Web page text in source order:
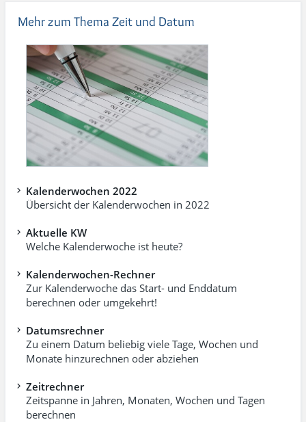
Mehr zum Thema Zeit und Datum
Kalenderwochen 2022
Übersicht der Kalenderwochen in 2022
Aktuelle KW
Welche Kalenderwoche ist heute?
Kalenderwochen-Rechner
Zur Kalenderwoche das Start- und Enddatum
berechnen oder umgekehrt!
Datumsrechner
Zu einem Datum beliebig viele Tage, Wochen und
Monate hinzurechnen oder abziehen
Zeitrechner
Zeitspanne in Jahren, Monaten, Wochen und Tagen
berechnen